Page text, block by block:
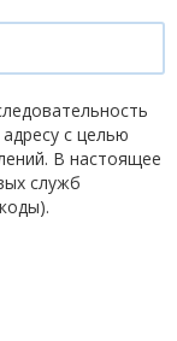
с целью
В настоящее
служб